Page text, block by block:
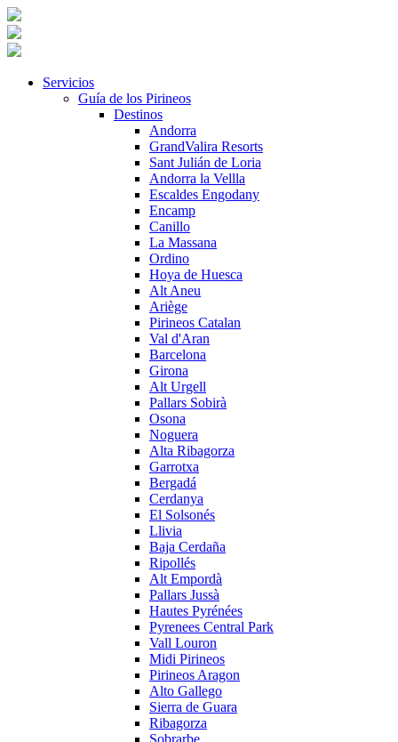
Servicios
Guía de los Pirineos
Destinos
Andorra
GrandValira Resorts
Sant Julián de Loria
Andorra la Vellla
Escaldes Engodany
Encamp
Canillo
La Massana
Ordino
Hoya de Huesca
Alt Aneu
Ariège
Pirineos Catalan
Val d'Aran
Barcelona
Girona
Alt Urgell
Pallars Sobirà
Osona
Noguera
Alta Ribagorza
Garrotxa
Bergadá
Cerdanya
El Solsonés
Llivia
Baja Cerdaña
Ripollés
Alt Empordà
Pallars Jussà
Hautes Pyrénées
Pyrenees Central Park
Vall Louron
Midi Pirineos
Pirineos Aragon
Alto Gallego
Sierra de Guara
Ribagorza
Sobrarbe